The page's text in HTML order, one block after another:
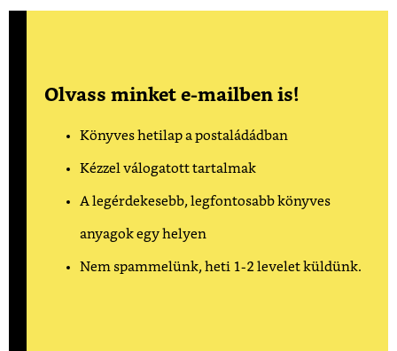
Olvass minket e-mailben is!
Könyves hetilap a postaládádban
Kézzel válogatott tartalmak
A legérdekesebb, legfontosabb könyves
anyagok egy helyen
Nem spammelünk, heti 1-2 levelet küldünk.